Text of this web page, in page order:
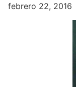
febrero 22, 2016